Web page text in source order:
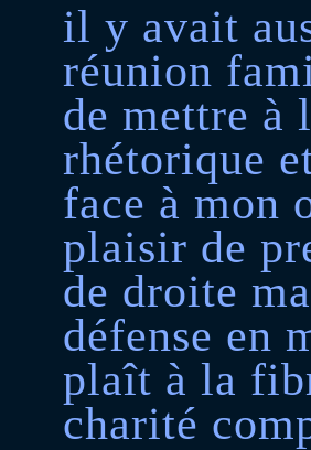
il y avait
réunion
de mettre à
rhétorique
face à mon
plaisir de
de droite
défense en
plaît à la
charité